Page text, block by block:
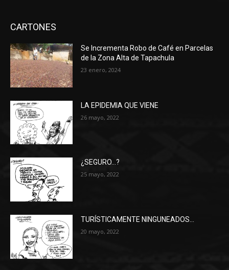
CARTONES
Se Incrementa Robo de Café en Parcelas
de la Zona Alta de Tapachula
23 enero, 2024
LA EPIDEMIA QUE VIENE
26 mayo, 2022
¿SEGURO…?
25 mayo, 2022
TURÍSTICAMENTE NINGUNEADOS…
20 mayo, 2022